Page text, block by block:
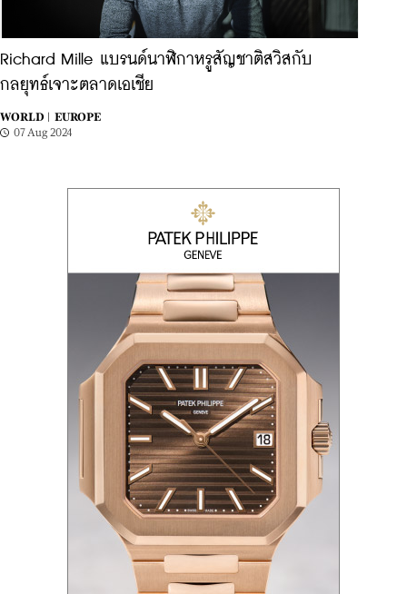
Richard Mille แบรนด์นาฬิกาหรูสัญชาติสวิสกับ
กลยุทธ์เจาะตลาดเอเชีย
WORLD |
EUROPE
07 Aug 2024